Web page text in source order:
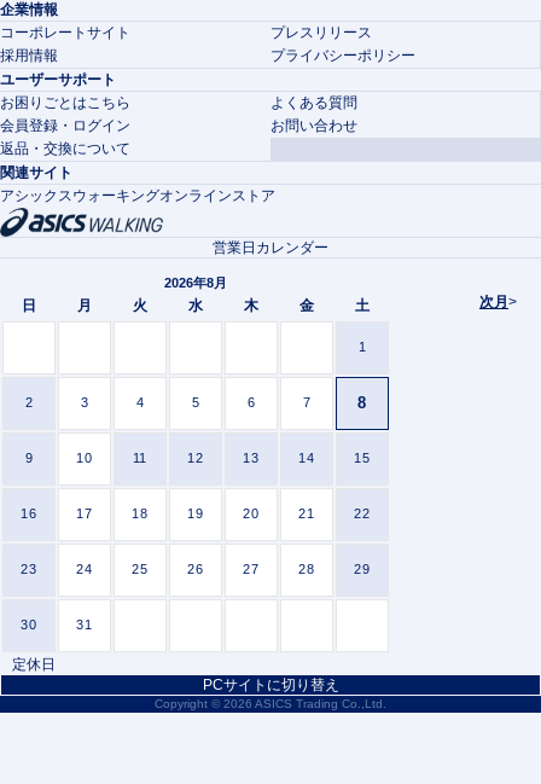
企業情報
コーポレートサイト
プレスリリース
採用情報
プライバシーポリシー
ユーザーサポート
お困りごとはこちら
よくある質問
会員登録・ログイン
お問い合わせ
返品・交換について
関連サイト
アシックスウォーキングオンラインストア
次月 >
営業日カレンダー
2026年8月
日 月 火 水 木 金 土
1
2 3 4 5 6 7 8
9 10 11 12 13 14 15
16 17 18 19 20 21 22
23 24 25 26 27 28 29
30 31
定休日
PCサイトに切り替え
Copyright © 2026 ASICS Trading Co.,Ltd.